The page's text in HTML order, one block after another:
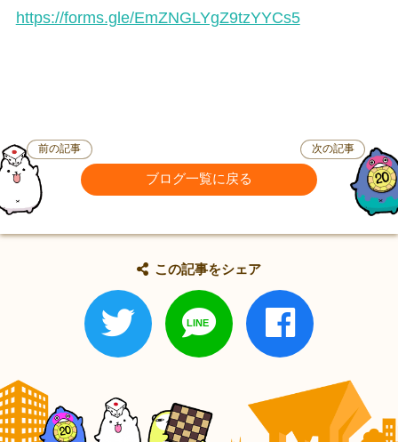
https://forms.gle/EmZNGLYgZ9tzYYCs5
前の記事
ブログ一覧に戻る
次の記事
この記事をシェア